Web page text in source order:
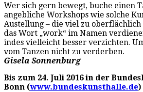
Wer sich gern bewegt, buche einen
angebliche Workshops wie solche
Austellung – die viel zu oberflächlich
das Wort „work“ im Namen
indes vielleicht besser verzichten.
vom Tanzen nicht zu verderben.
Gisela Sonnenburg
Bis zum 24. Juli 2016 in der
Bonn (www.bundeskunsthalle.de)